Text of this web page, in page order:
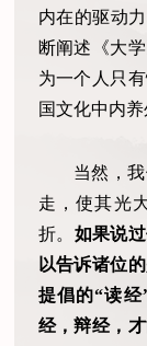
内在的驱动
断阐述《大
为一个人只
国文化中内
当然，
走，使其光
折。 如果说
以告诉诸位
提倡的“读
经，辩经，